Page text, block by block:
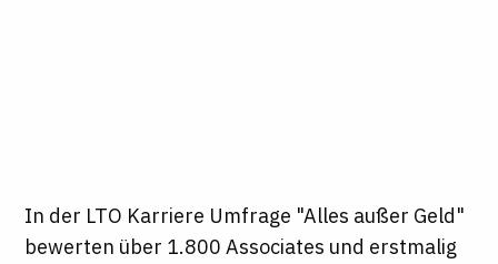
In der LTO Karriere Umfrage "Alles außer Geld"
bewerten über 1.800 Associates und erstmalig